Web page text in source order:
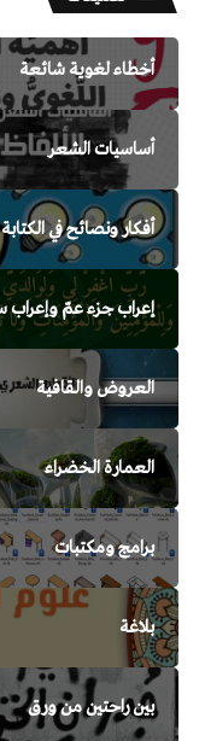
أخطاء لغوية شائعة
أساسيات الشعر
أفكار ونصائح في الكتابة
إعراب جزء عمّ وإعراب
العروض والقافية
العمارة الخضراء
برامج ومكتبات
بلاغة
بين راحتين من ورق